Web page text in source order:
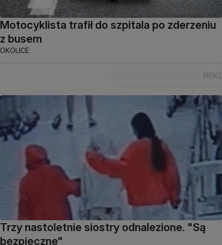
Motocyklista trafił do szpitala po zderzeniu
z busem
OKOLICE
Trzy nastoletnie siostry odnalezione. "Są
bezpieczne"